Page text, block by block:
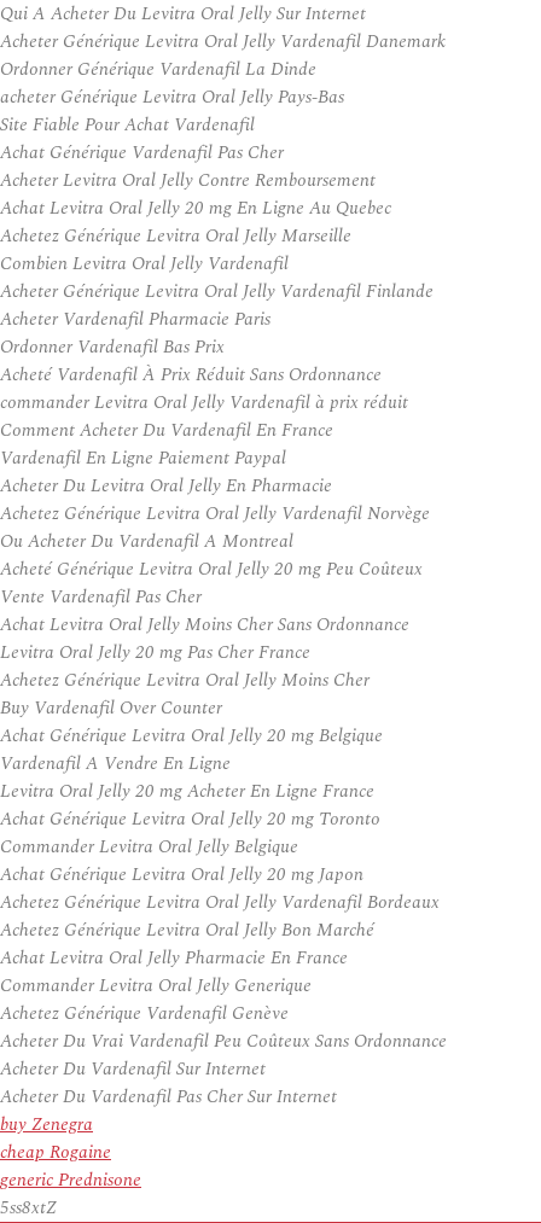
Qui A Acheter Du Levitra Oral Jelly Sur Internet
Acheter Générique Levitra Oral Jelly Vardenafil Danemark
Ordonner Générique Vardenafil La Dinde
acheter Générique Levitra Oral Jelly Pays-Bas
Site Fiable Pour Achat Vardenafil
Achat Générique Vardenafil Pas Cher
Acheter Levitra Oral Jelly Contre Remboursement
Achat Levitra Oral Jelly 20 mg En Ligne Au Quebec
Achetez Générique Levitra Oral Jelly Marseille
Combien Levitra Oral Jelly Vardenafil
Acheter Générique Levitra Oral Jelly Vardenafil Finlande
Acheter Vardenafil Pharmacie Paris
Ordonner Vardenafil Bas Prix
Acheté Vardenafil À Prix Réduit Sans Ordonnance
commander Levitra Oral Jelly Vardenafil à prix réduit
Comment Acheter Du Vardenafil En France
Vardenafil En Ligne Paiement Paypal
Acheter Du Levitra Oral Jelly En Pharmacie
Achetez Générique Levitra Oral Jelly Vardenafil Norvège
Ou Acheter Du Vardenafil A Montreal
Acheté Générique Levitra Oral Jelly 20 mg Peu Coûteux
Vente Vardenafil Pas Cher
Achat Levitra Oral Jelly Moins Cher Sans Ordonnance
Levitra Oral Jelly 20 mg Pas Cher France
Achetez Générique Levitra Oral Jelly Moins Cher
Buy Vardenafil Over Counter
Achat Générique Levitra Oral Jelly 20 mg Belgique
Vardenafil A Vendre En Ligne
Levitra Oral Jelly 20 mg Acheter En Ligne France
Achat Générique Levitra Oral Jelly 20 mg Toronto
Commander Levitra Oral Jelly Belgique
Achat Générique Levitra Oral Jelly 20 mg Japon
Achetez Générique Levitra Oral Jelly Vardenafil Bordeaux
Achetez Générique Levitra Oral Jelly Bon Marché
Achat Levitra Oral Jelly Pharmacie En France
Commander Levitra Oral Jelly Generique
Achetez Générique Vardenafil Genève
Acheter Du Vrai Vardenafil Peu Coûteux Sans Ordonnance
Acheter Du Vardenafil Sur Internet
Acheter Du Vardenafil Pas Cher Sur Internet
buy Zenegra
cheap Rogaine
generic Prednisone
5ss8xtZ